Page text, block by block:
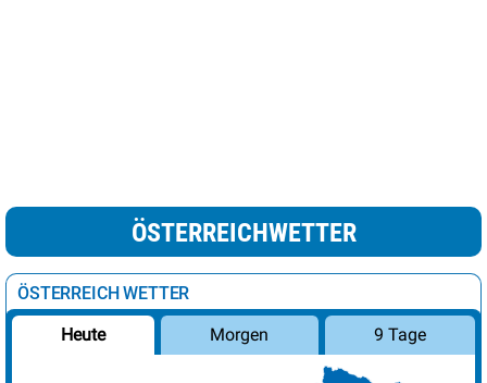
ÖSTERREICHWETTER
ÖSTERREICH WETTER
Heute Morgen 9 Tage